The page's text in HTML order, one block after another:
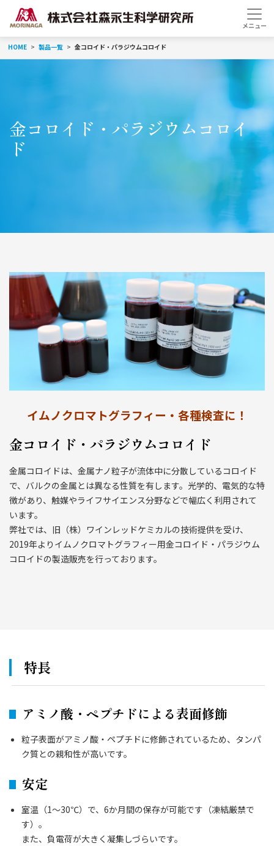
HOME 製品一覧 金コロイド・パラジウムコロイド
金コロイド・パラジウムコロイ
ド
イムノクロマトグラフィー・各種検査に！
金コロイド・パラジウムコロイド
金属コロイドは、金属ナノ粒子が流体中に分散しているコロイド
で、バルクの金属とは異なる性質を有します。光学的、電気的な特
徴があり、触媒やライフサイエンス分野などで幅広く利用されて
います。
弊社では、旧（株）ワインレッドケミカルの技術提供を受け、
2019年よりイムノクロマトグラフィー用金コロイド・パラジウム
コロイドの製造販売を行っております。
特長
アミノ酸・ペプチドによる表面修飾
粒子表面がアミノ酸・ペプチドに修飾されているため、タンパ
ク質との親和性が高いです。
安定
室温（1～30℃）で、6か月間の保存が可能です（凍結厳禁で
す）。
また、負電荷が大きく凝集しづらいです。